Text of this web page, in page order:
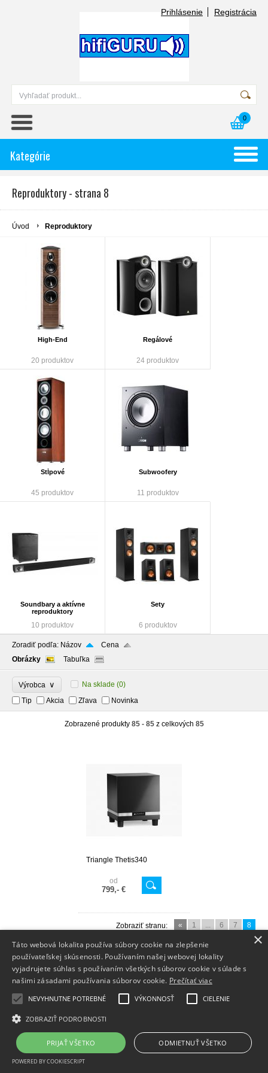
Prihlásenie Registrácia
0
Kategórie
Reproduktory - strana 8
Úvod Reproduktory
High-End
20 produktov
Regálové
24 produktov
Stĺpové
45 produktov
Subwoofery
11 produktov
Soundbary a aktívne
reproduktory
10 produktov
Sety
6 produktov
Zoradiť podľa: Názov
Cena
Obrázky
Tabuľka
Výrobca ∨ Na sklade (0)
Tip
Akcia Zľava Novinka
Zobrazené produkty 85 - 85z celkových 85
Triangle Thetis340
od
799,- €
Zobraziť stranu: « 1 ... 6 7 8
Info
Dodanie tovaru
Copyright 2014 - 2026 © hifiGURU Prenájom e-shopov - Atomer.sk
×
Táto webová lokalita používa súbory cookie na zlepšenie
používateľskej skúsenosti. Používaním našej webovej lokality
vyjadrujete súhlas s používaním všetkých súborov cookie v súlade s
našimi zásadami používania súborov cookie. Prečítať viac
NEVYHNUTNE POTREBNÉ VÝKONNOSŤ CIELENIE
ZOBRAZIŤ PODROBNOSTI
PRIJAŤ VŠETKO ODMIETNUŤ VŠETKO
POWERED BY COOKIESCRIPT